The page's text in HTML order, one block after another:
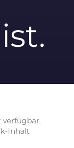
verfügbar,
Inhalt